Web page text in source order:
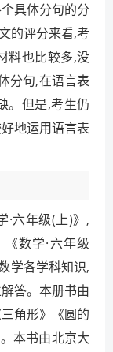
具体分句的分
的评分来看,考
料也比较多,没
分句,在语言表
。但是,考生仍
地运用语言表
·六年级(上)》,
数学·六年级
学各学科知识,
答。本册书由
角形》《圆的
本书由北京大